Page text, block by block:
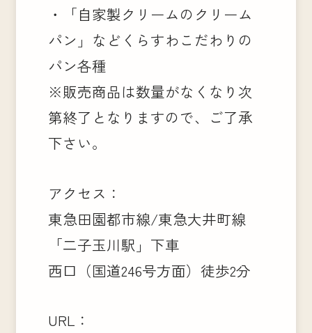
・「自家製クリームのクリーム
パン」などくらすわこだわりの
パン各種
※販売商品は数量がなくなり次
第終了となりますので、ご了承
下さい。
アクセス：
東急田園都市線/東急大井町線
「二子玉川駅」下車
西口（国道246号方面）徒歩2分
URL：